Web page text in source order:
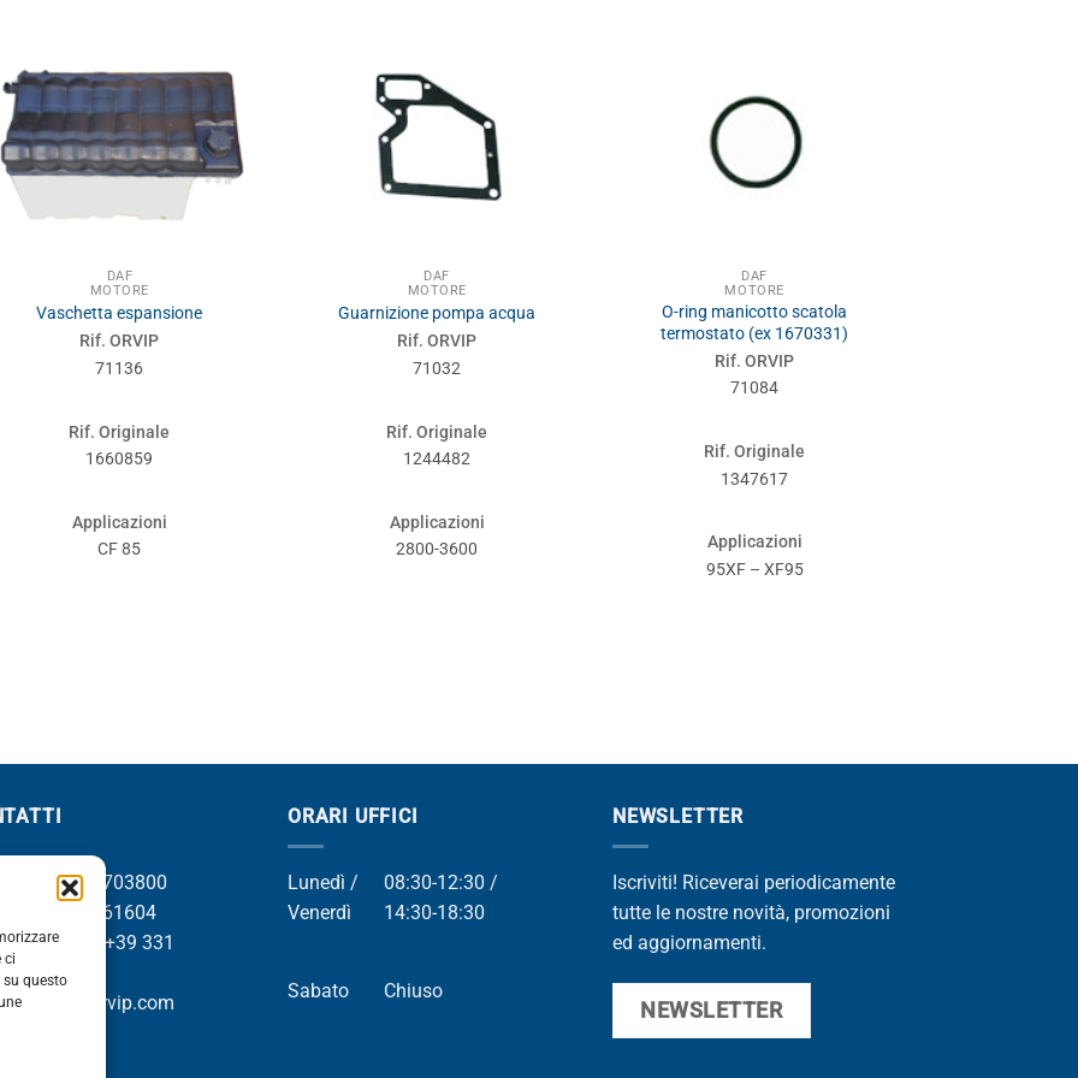
ci
questo
DAF
MOTORE
Vaschetta espansione
Rif. ORVIP
71136
Rif. Originale
1660859
Applicazioni
CF 85
DAF
MOTORE
Guarnizione pompa acqua
Rif. ORVIP
71032
Rif. Originale
1244482
Applicazioni
2800-3600
DAF
MOTORE
O-ring manicotto scatola
termostato (ex 1670331)
Rif. ORVIP
71084
Rif. Originale
1347617
Applicazioni
95XF – XF95
+39 049 8703800
+39 049 761604
Whatsapp +39 331
info@orvip.com
ORARI UFFICI
Lunedì /
Venerdì
08:30-12:30 /
14:30-18:30
Sabato Chiuso
NEWSLETTER
Iscriviti! Riceverai periodicamente
tutte le nostre novità, promozioni
ed aggiornamenti.
NEWSLETTER